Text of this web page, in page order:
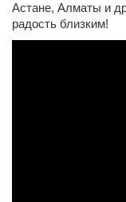
Астане, Алматы и
радость близким!